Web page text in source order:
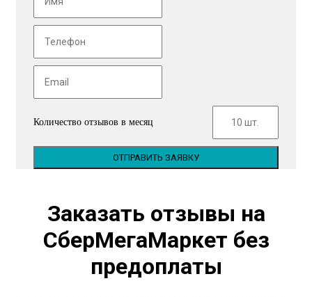
Количество отзывов в месяц
ОТПРАВИТЬ ЗАЯВКУ
Заказать отзывы на
СберМегаМаркет без
предоплаты